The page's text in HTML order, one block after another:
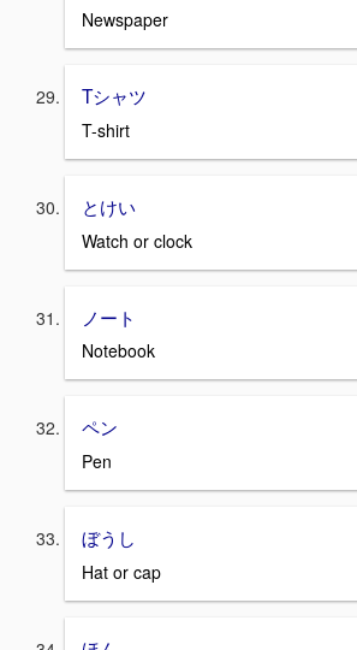
Newspaper
Tシャツ
T-shirt
とけい
Watch or clock
ノート
Notebook
ペン
Pen
ぼうし
Hat or cap